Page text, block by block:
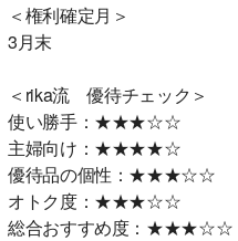
＜権利確定月＞
3月末
＜rika流 優待チェック＞
使い勝手：★★★☆☆
主婦向け：★★★★☆
優待品の個性：★★★☆☆
オトク度：★★★☆☆
総合おすすめ度：★★★☆☆